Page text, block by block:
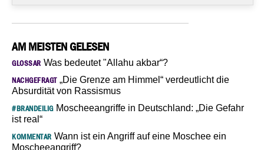
AM MEISTEN GELESEN
GLOSSAR Was bedeutet "Allahu akbar“?
NACHGEFRAGT„Die Grenze am Himmel“ verdeutlicht die
Absurdität von Rassismus
#BRANDEILIGMoscheeangriffe in Deutschland: „Die Gefahr
ist real“
KOMMENTAR Wann ist ein Angriff auf eine Moschee ein
Moscheeangriff?